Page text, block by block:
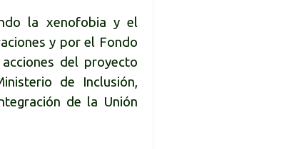
la xenofobia y el
y por el Fondo
del proyecto
de Inclusión,
de la Unión